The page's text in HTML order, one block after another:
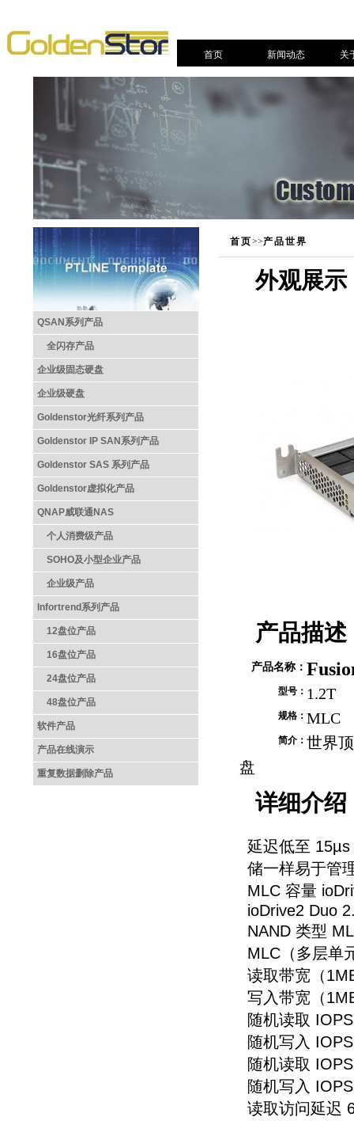
首页 新闻动态 关
QSAN系列产品
全闪存产品
企业级固态硬盘
企业级硬盘
Goldenstor光纤系列产品
Goldenstor IP SAN系列产品
Goldenstor SAS 系列产品
Goldenstor虚拟化产品
QNAP威联通NAS
个人消费级产品
SOHO及小型企业产品
企业级产品
Infortrend系列产品
12盘位产品
16盘位产品
24盘位产品
48盘位产品
软件产品
产品在线演示
重复数据删除产品
首页>>产品世界
外观展示
产品描述
产品名称：
型号： 1.2T
规格：MLC
简介：世界
盘
详细介绍
延迟低至
储一样易于管
MLC 容量
ioDrive2 Duo
NAND 类型
MLC（多层单
读取带宽（
写入带宽（
随机读取
随机写入
随机读取
随机写入
读取访问延迟